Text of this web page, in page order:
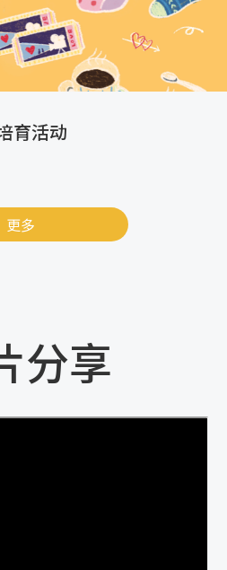
育活动
更多
分享